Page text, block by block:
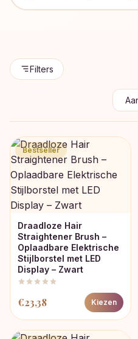
Filters
Bestseller
Draadloze Hair
Straightener Brush –
Oplaadbare Elektrische
Stijlborstel met LED
Display – Zwart
€23,38 Kiezen